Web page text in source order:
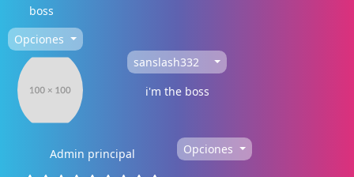
boss
Opciones
sanslash332
i'm the boss
Admin principal Opciones